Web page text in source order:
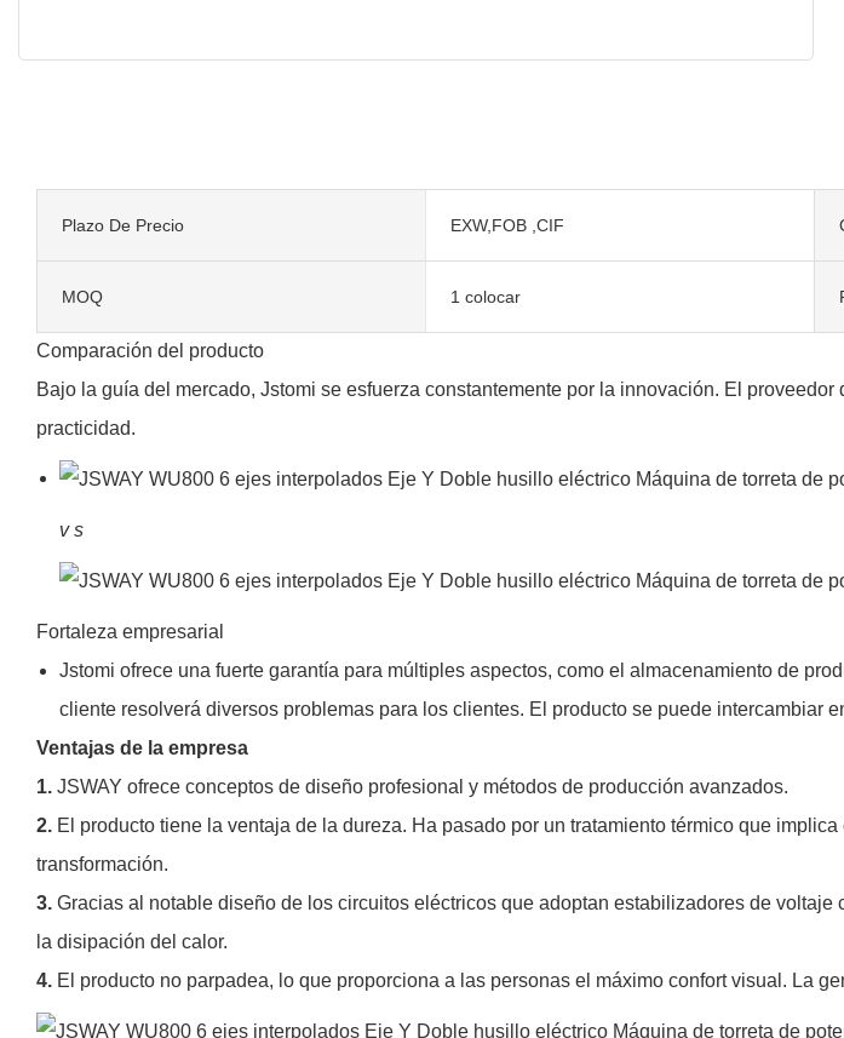
Plazo De Precio EXW,FOB ,CIF
MOQ 1 colocar
Comparación del producto
Bajo la guía del mercado, Jstomi se esfuerza constantemente por la innovación. El
practicidad.
vs
Fortaleza empresarial
Jstomi ofrece una fuerte garantía para múltiples aspectos, como el almacenamiento de
cliente resolverá diversos problemas para los clientes. El producto se puede intercambiar
Ventajas de la empresa
1. JSWAY ofrece conceptos de diseño profesional y métodos de producción avanzados.
2. El producto tiene la ventaja de la dureza. Ha pasado por un tratamiento térmico que
transformación.
3. Gracias al notable diseño de los circuitos eléctricos que adoptan estabilizadores de
la disipación del calor.
4. El producto no parpadea, lo que proporciona a las personas el máximo confort visual. La